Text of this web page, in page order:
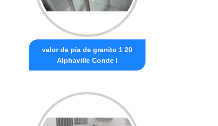
valor de pia de granito 1 20
Alphaville Conde I